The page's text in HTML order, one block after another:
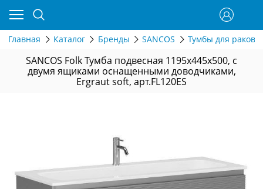
Главная Каталог Бренды SANCOS Тумбы для
SANCOS Folk Тумба подвесная 1195х445х500, c
двумя ящиками оснащенными доводчиками,
Ergraut soft, арт.FL120ES